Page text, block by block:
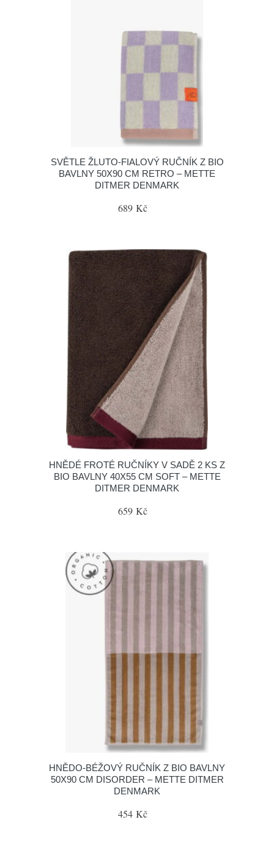
SVĚTLE ŽLUTO-FIALOVÝ RUČNÍK Z BIO
BAVLNY 50X90 CM RETRO – METTE
DITMER DENMARK
689 Kč
HNĚDÉ FROTÉ RUČNÍKY V SADĚ 2 KS Z
BIO BAVLNY 40X55 CM SOFT – METTE
DITMER DENMARK
659 Kč
HNĚDO-BÉŽOVÝ RUČNÍK Z BIO BAVLNY
50X90 CM DISORDER – METTE DITMER
DENMARK
454 Kč